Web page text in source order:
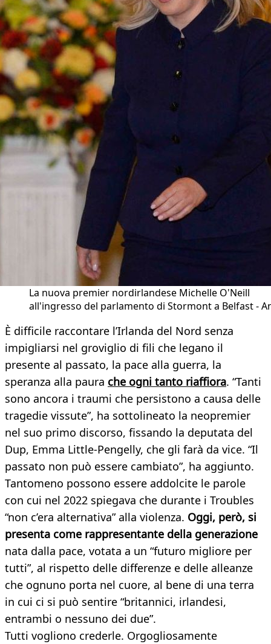
La nuova premier nordirlandese Michelle O'Neill
all'ingresso del parlamento di Stormont a Belfast -
È difficile raccontare l’Irlanda del Nord senza
impigliarsi nel groviglio di fili che legano il
presente al passato, la pace alla guerra, la
speranza alla paura che ogni tanto riaffiora. “Tanti
sono ancora i traumi che persistono a causa delle
tragedie vissute”, ha sottolineato la neopremier
nel suo primo discorso, fissando la deputata del
Dup, Emma Little-Pengelly, che gli farà da vice. “Il
passato non può essere cambiato”, ha aggiunto.
Tantomeno possono essere addolcite le parole
con cui nel 2022 spiegava che durante i Troubles
“non c’era alternativa” alla violenza. Oggi, però, si
presenta come rappresentante della generazione
nata dalla pace, votata a un “futuro migliore per
tutti”, al rispetto delle differenze e delle alleanze
che ognuno porta nel cuore, al bene di una terra
in cui ci si può sentire “britannici, irlandesi,
entrambi o nessuno dei due”.
Tutti vogliono crederle. Orgogliosamente